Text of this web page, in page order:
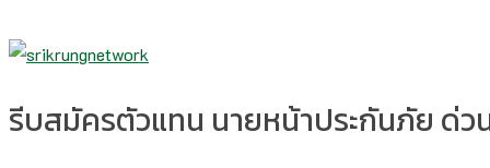
รีบสมัครตัวแทน นายหน้าประกันภัย ด่วน